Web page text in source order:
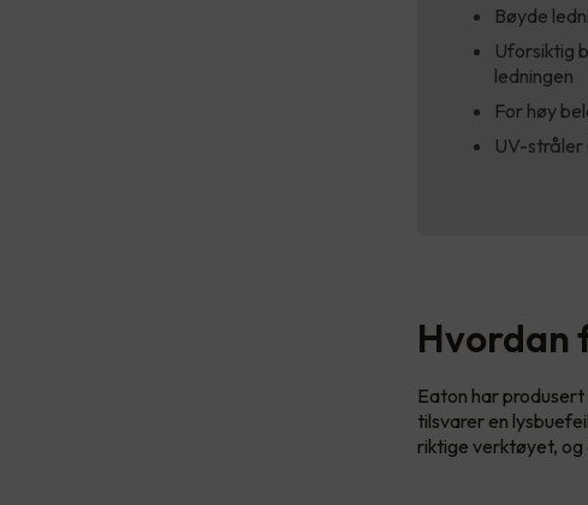
Bøyde
Uforsiktig
ledningen
For høy
UV-stråler
Hvordan
Eaton har
tilsvarer en
riktige verktøyet,